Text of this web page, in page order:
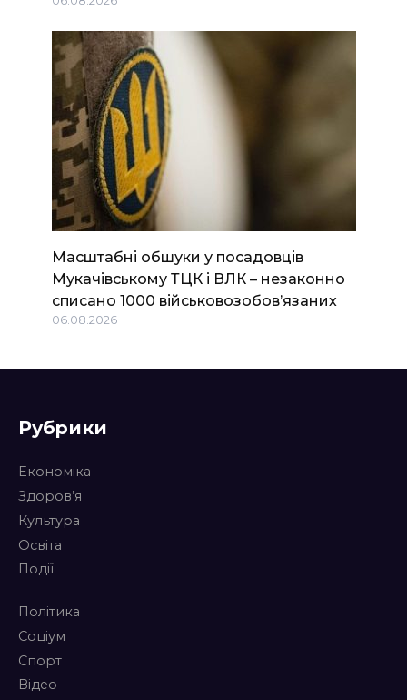
Масштабні обшуки у посадовців
Мукачівському ТЦК і ВЛК – незаконно
списано 1000 військовозобов’язаних
06.08.2026
Рубрики
Економіка
Здоров’я
Культура
Освіта
Події
Політика
Соціум
Спорт
Відео